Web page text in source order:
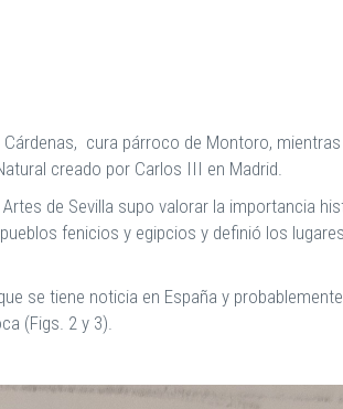
cura párroco de Montoro,
creado por Carlos III en Madrid.
de Sevilla supo valorar la importancia
fenicios y egipcios y definió los
se tiene noticia en España y
(Figs. 2 y 3).